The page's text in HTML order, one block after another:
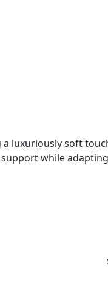
luxuriously soft
while